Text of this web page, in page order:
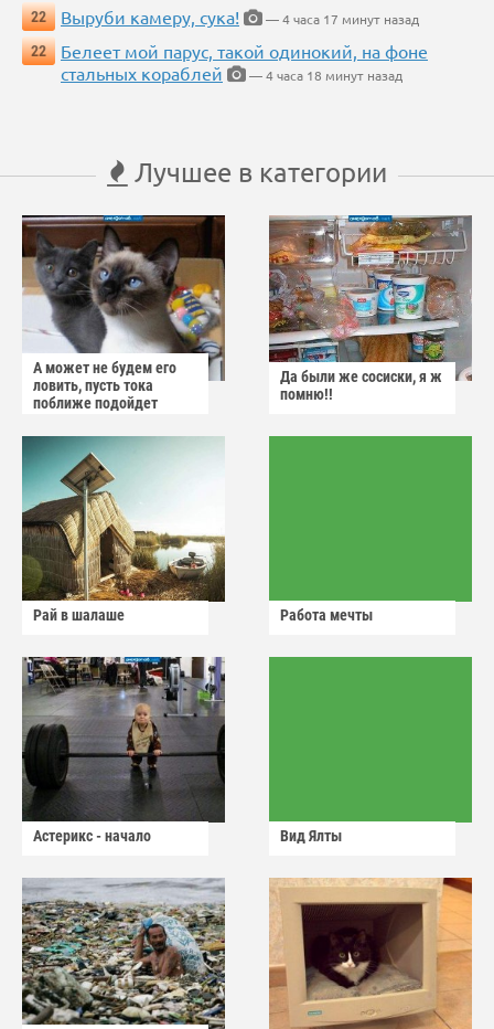
22
Выруби камеру, сука!
— 4 часа 17 минут назад
22
Белеет мой парус, такой одинокий, на фоне
стальных кораблей
— 4 часа 18 минут назад
Лучшее в категории
А может не будем его
ловить, пусть тока
поближе подойдет
Да были же сосиски, я ж
помню!!
Рай в шалаше Работа мечты
Астерикс - начало Вид Ялты